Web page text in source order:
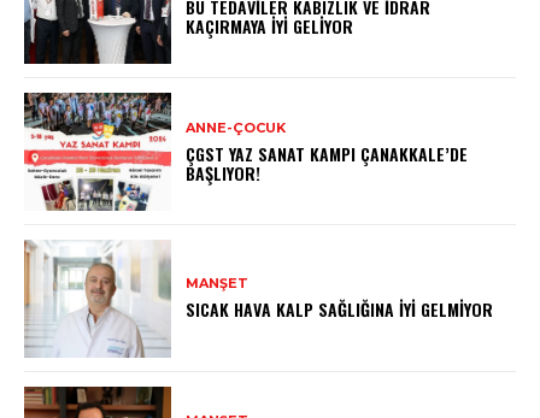
BU TEDAVILER KABIZLIK VE İDRAR
KAÇIRMAYA İYI GELIYOR
ANNE-ÇOCUK
ÇGST YAZ SANAT KAMPI ÇANAKKALE’DE
BAŞLIYOR!
MANŞET
SICAK HAVA KALP SAĞLIĞINA İYI GELMIYOR